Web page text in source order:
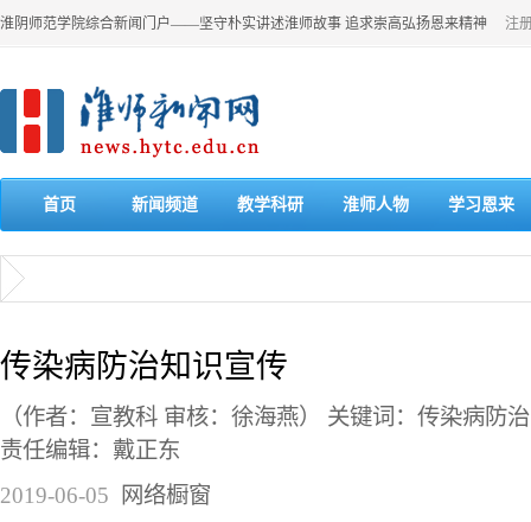
淮阴师范学院综合新闻门户——坚守朴实讲述淮师故事 追求崇高弘扬恩来精神 注
首页 新闻频道 教学科研 淮师人物 学习恩来
传染病防治知识宣传
（作者：宣教科 审核：徐海燕） 关键词：传染病防
责任编辑：戴正东
2019-06-05
网络橱窗